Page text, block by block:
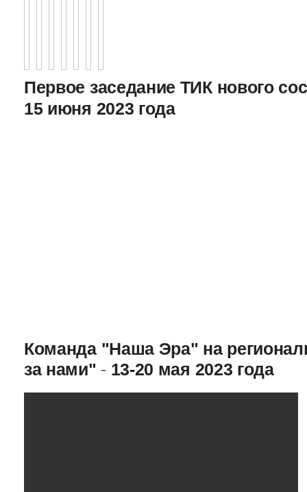
Первое заседание ТИК нового
15 июня 2023 года
Команда "Наша Эра" на
за нами" - 13-20 мая 2023 года